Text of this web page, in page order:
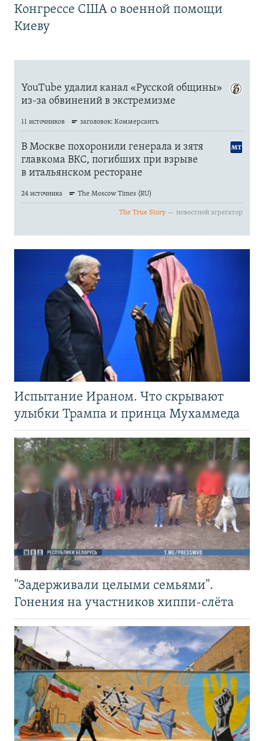
Конгрессе США о военной помощи
Киеву
Испытание Ираном. Что скрывают
улыбки Трампа и принца Мухаммеда
"Задерживали целыми семьями".
Гонения на участников хиппи-слёта